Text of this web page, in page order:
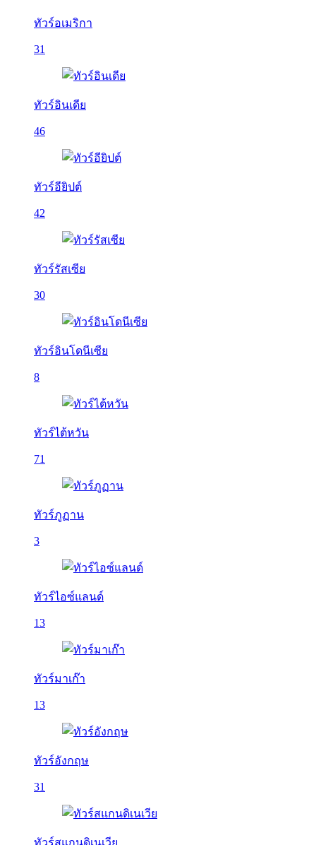
ทัวร์อเมริกา
31
ทัวร์อินเดีย
46
ทัวร์อียิปต์
42
ทัวร์รัสเซีย
30
ทัวร์อินโดนีเซีย
8
ทัวร์ไต้หวัน
71
ทัวร์ภูฏาน
3
ทัวร์ไอซ์แลนด์
13
ทัวร์มาเก๊า
13
ทัวร์อังกฤษ
31
ทัวร์สแกนดิเนเวีย